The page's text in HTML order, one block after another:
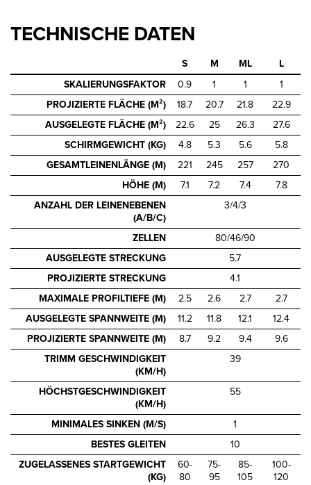
TECHNISCHE DATEN
S M ML
L
SKALIERUNGSFAKTOR
0.9 1 1
1
PROJIZIERTE FLÄCHE (M²)
18.7 20.7 21.8
22.9
AUSGELEGTE FLÄCHE (M²)
22.6 25 26.3
27.6
SCHIRMGEWICHT (KG)
4.8 5.3 5.6
5.8
GESAMTLEINENLÄNGE (M)
221 245 257
270
HÖHE (M)
7.1 7.2 7.4
7.8
ANZAHL DER LEINENEBENEN
(A/B/C)
3/4/3
ZELLEN
80/46/90
AUSGELEGTE STRECKUNG
5.7
PROJIZIERTE STRECKUNG
4.1
MAXIMALE PROFILTIEFE (M)
2.5 2.6 2.7
2.7
AUSGELEGTE SPANNWEITE (M)
11.2 11.8 12.1
12.4
PROJIZIERTE SPANNWEITE (M)
8.7 9.2 9.4
9.6
TRIMM GESCHWINDIGKEIT
(KM/H)
39
HÖCHSTGESCHWINDIGKEIT
(KM/H)
55
MINIMALES SINKEN (M/S)
1
BESTES GLEITEN
10
ZUGELASSENES STARTGEWICHT
(KG)
60-
80
75-
95
85-
105
100-
120